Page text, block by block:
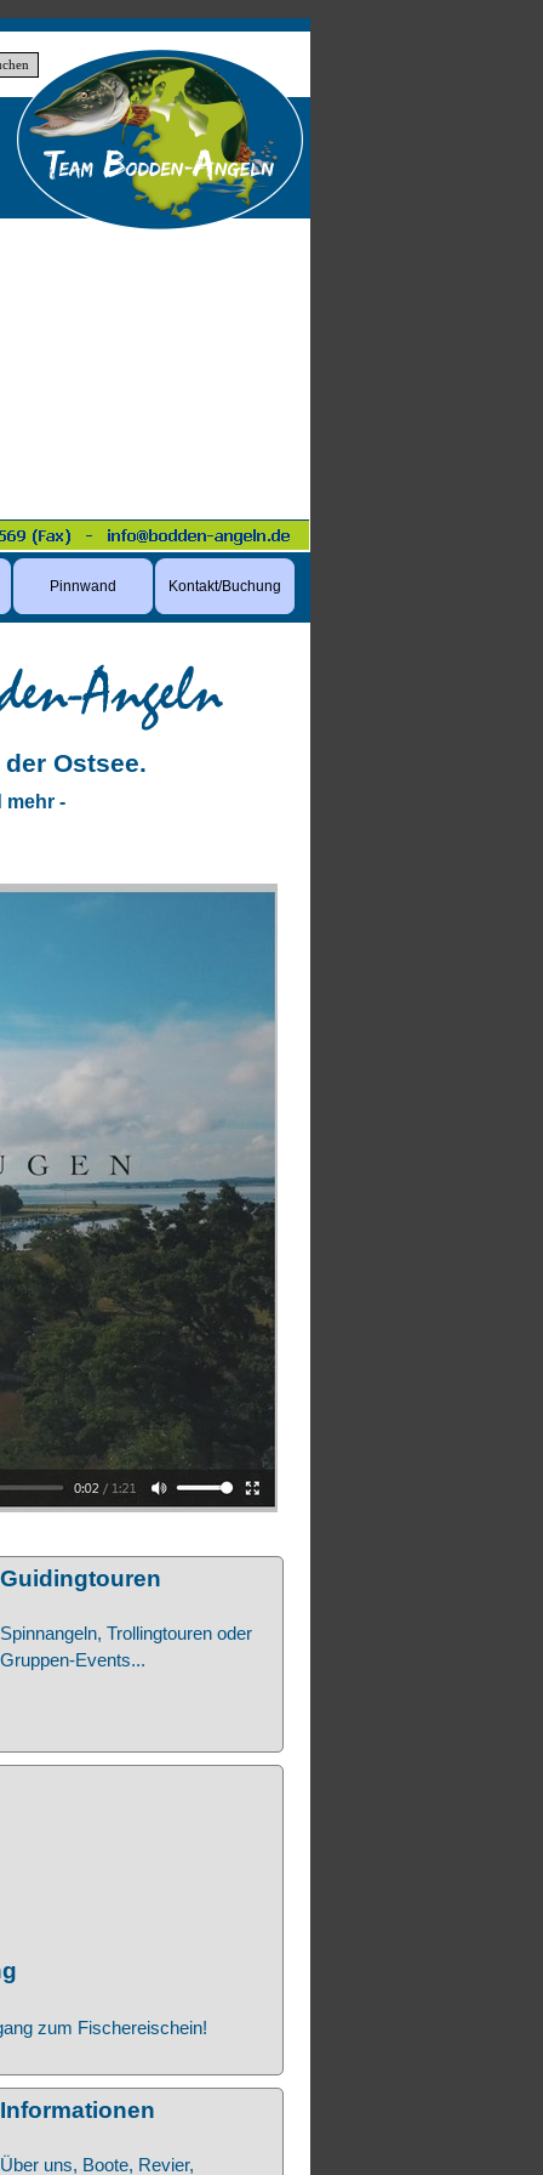
Pinnwand Kontakt/Buchung
Ostsee.
mehr -
Guidingtouren
Spinnangeln, Trollingtouren oder
Gruppen-Events...
zum Fischereischein!
Informationen
Über uns, Boote, Revier,